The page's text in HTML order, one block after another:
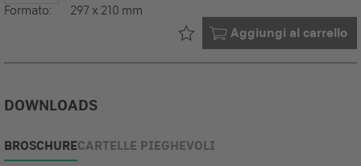
Formato: 297 x 210 mm
Aggiungi al carrello
Già nel tuo
DOWNLOADS
BROSCHURECARTELLE PIEGHEVOLI